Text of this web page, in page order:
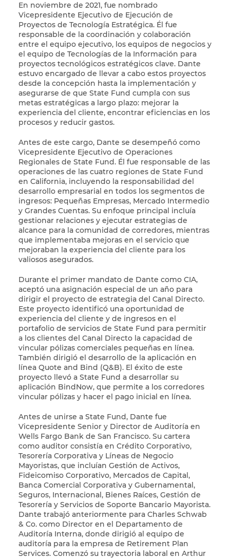
En noviembre de 2021, fue nombrado
Vicepresidente Ejecutivo de Ejecución de
Proyectos de Tecnología Estratégica. Él fue
responsable de la coordinación y colaboración
entre el equipo ejecutivo, los equipos de negocios y
el equipo de Tecnologías de la Información para
proyectos tecnológicos estratégicos clave. Dante
estuvo encargado de llevar a cabo estos proyectos
desde la concepción hasta la implementación y
asegurarse de que State Fund cumpla con sus
metas estratégicas a largo plazo: mejorar la
experiencia del cliente, encontrar eficiencias en los
procesos y reducir gastos.
Antes de este cargo, Dante se desempeñó como
Vicepresidente Ejecutivo de Operaciones
Regionales de State Fund. Él fue responsable de las
operaciones de las cuatro regiones de State Fund
en California, incluyendo la responsabilidad del
desarrollo empresarial en todos los segmentos de
ingresos: Pequeñas Empresas, Mercado Intermedio
y Grandes Cuentas. Su enfoque principal incluía
gestionar relaciones y ejecutar estrategias de
alcance para la comunidad de corredores, mientras
que implementaba mejoras en el servicio que
mejoraban la experiencia del cliente para los
valiosos asegurados.
Durante el primer mandato de Dante como CIA,
aceptó una asignación especial de un año para
dirigir el proyecto de estrategia del Canal Directo.
Este proyecto identificó una oportunidad de
experiencia del cliente y de ingresos en el
portafolio de servicios de State Fund para permitir
a los clientes del Canal Directo la capacidad de
vincular pólizas comerciales pequeñas en línea.
También dirigió el desarrollo de la aplicación en
línea Quote and Bind (Q&B). El éxito de este
proyecto llevó a State Fund a desarrollar su
aplicación BindNow, que permite a los corredores
vincular pólizas y hacer el pago inicial en línea.
Antes de unirse a State Fund, Dante fue
Vicepresidente Senior y Director de Auditoría en
Wells Fargo Bank de San Francisco. Su cartera
como auditor consistía en Crédito Corporativo,
Tesorería Corporativa y Líneas de Negocio
Mayoristas, que incluían Gestión de Activos,
Fideicomiso Corporativo, Mercados de Capital,
Banca Comercial Corporativa y Gubernamental,
Seguros, Internacional, Bienes Raíces, Gestión de
Tesorería y Servicios de Soporte Bancario Mayorista.
Dante trabajó anteriormente para Charles Schwab
& Co. como Director en el Departamento de
Auditoría Interna, donde dirigió al equipo de
auditoría para la empresa de Retirement Plan
Services. Comenzó su trayectoria laboral en Arthur